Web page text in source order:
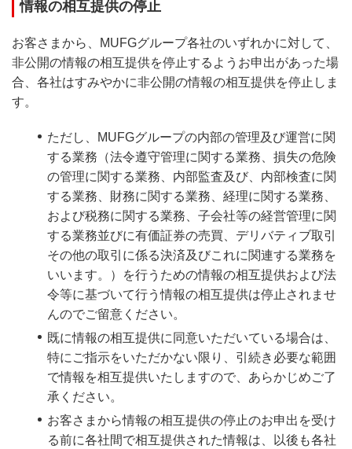
情報の相互提供の停止
お客さまから、MUFGグループ各社のいずれかに対して、
非公開の情報の相互提供を停止するようお申出があった場
合、各社はすみやかに非公開の情報の相互提供を停止しま
す。
ただし、MUFGグループの内部の管理及び運営に関
する業務（法令遵守管理に関する業務、損失の危険
の管理に関する業務、内部監査及び、内部検査に関
する業務、財務に関する業務、経理に関する業務、
および税務に関する業務、子会社等の経営管理に関
する業務並びに有価証券の売買、デリバティブ取引
その他の取引に係る決済及びこれに関連する業務を
いいます。）を行うための情報の相互提供および法
令等に基づいて行う情報の相互提供は停止されませ
んのでご留意ください。
既に情報の相互提供に同意いただいている場合は、
特にご指示をいただかない限り、引続き必要な範囲
で情報を相互提供いたしますので、あらかじめご了
承ください。
お客さまから情報の相互提供の停止のお申出を受け
る前に各社間で相互提供された情報は、以後も各社